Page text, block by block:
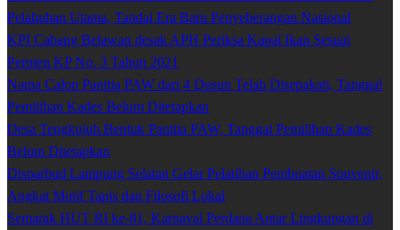
Pelabuhan Utama, Tandai Era Baru Penyeberangan Nasional
KPI Cabang Belawan desak APH Periksa Kapal Ikan Sesuai
Permen KP No. 3 Tahun 2021
Nama Calon Panitia PAW dari 4 Dusun Telah Disepakati, Tanggal
Pemilihan Kades Belum Ditetapkan
Desa Tengkujuh Bentuk Panitia PAW, Tanggal Pemilihan Kades
Belum Ditetapkan
Disparbud Lampung Selatan Gelar Pelatihan Pembuatan Souvenir,
Angkat Motif Tapis dan Filosofi Lokal
Semarak HUT RI ke-81, Karnaval Perdana Antar Lingkungan di